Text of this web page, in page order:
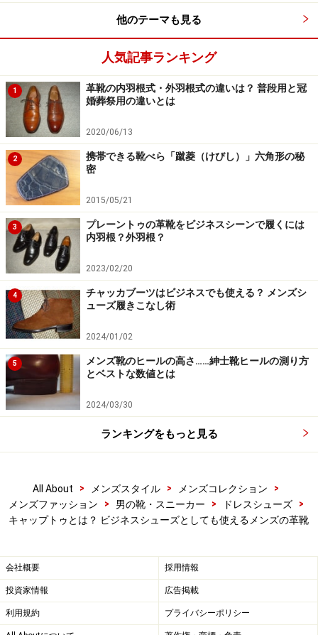
パンチドキャップトウの代表選手、エドワード グリー
ンのバークレイ。チェスナットブラウンの色合いが、ス
タイルの華やかさを一層引き立てます。
爪先にストレートチップのようなステッチングではな
く、一文字状のブローギング（穴飾り）のみを施したス
タイルの靴を「パンチドキャップトウ」と呼びます。ス
トレートチップとの違いは本当に極僅かですが、こちら
の靴の方が、何となく華やいだ表情が加わる気がしない
でもありません。
内羽根式の黒の場合、ストレートチップに比べ格式はわ
ずかに落ちるようですが、よほどのフォーマルな場でな
い限り代用は十分可能です。この種の靴の発祥地である
イギリスの老舗の靴店に行っても、大抵の場合どちらの
靴も”Cap Toe”で同格の扱いです。
とは言え温和な雰囲気も加味されるので、詳しくは後述
しますが、これならば黒でもフォーマル用に限る必要も
なく、ビジネス用にも兼用できるかと思います。また、
ご覧の通り茶系の靴でもかなり高貴な印象を与えますの
トに訪問する際などに最適でしょう。
なる靴
黒の内羽根式のキャップトウは、やはりカチッとした履
他のテーマも見る
人気記事ランキング
1
革靴の内羽根式・外羽根式の違いは？ 普段用と冠
婚葬祭用の違いとは
2020/06/13
2
携帯できる靴べら「蹴菱（けびし）」六角形の秘
密
2015/05/21
3
プレーントゥの革靴をビジネスシーンで履くには
内羽根？外羽根？
2023/02/20
4
チャッカブーツはビジネスでも使える？ メンズシ
ューズ履きこなし術
2024/01/02
5
メンズ靴のヒールの高さ……紳士靴ヒールの測り方
とベストな数値とは
2024/03/30
ランキングをもっと見る
All About > メンズスタイル > メンズコレクション
>
メンズファッション
> 男の靴・スニーカー > ドレスシューズ
>
キャップトゥとは？ ビジネスシューズとしても使えるメンズの革靴
会社概要 採用情報
投資家情報 広告掲載
利用規約 プライバシーポリシー